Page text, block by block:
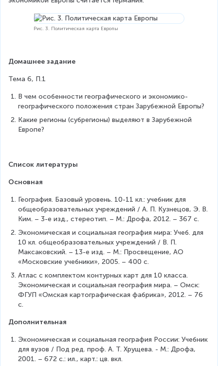
Рис. 3. Политическая карта Европы
Домашнее задание
Тема 6, П.1
В чем особенности географического и экономико-
географического положения стран Зарубежной Европы?
Какие регионы (субрегионы) выделяют в Зарубежной
Европе?
Список литературы
Основная
География. Базовый уровень. 10-11 кл.: учебник для
общеобразовательных учреждений / А. П. Кузнецов, Э. В.
Ким. – 3-е изд., стереотип. – М.: Дрофа, 2012. – 367 с.
Экономическая и социальная география мира: Учеб. для
10 кл. общеобразовательных учреждений / В. П.
Максаковский. – 13-е изд. – М.: Просвещение, АО
«Московские учебники», 2005. – 400 с.
Атлас с комплектом контурных карт для 10 класса.
Экономическая и социальная география мира. – Омск:
ФГУП «Омская картографическая фабрика», 2012. – 76
с.
Дополнительная
Экономическая и социальная география России: Учебник
для вузов / Под ред. проф. А. Т. Хрущева. - М.: Дрофа,
2001. – 672 с.: ил., карт.: цв. вкл.